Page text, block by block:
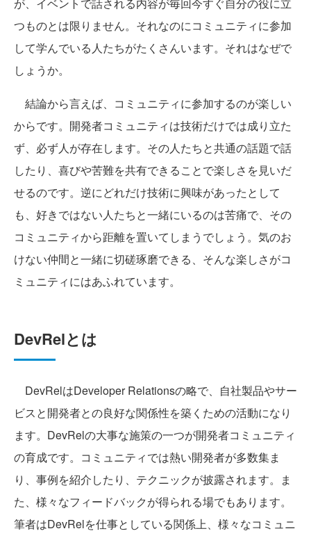
が、イベントで話される内容が毎回今すぐ自分の役に立
つものとは限りません。それなのにコミュニティに参加
して学んでいる人たちがたくさんいます。それはなぜで
しょうか。
結論から言えば、コミュニティに参加するのが楽しい
からです。開発者コミュニティは技術だけでは成り立た
ず、必ず人が存在します。その人たちと共通の話題で話
したり、喜びや苦難を共有できることで楽しさを見いだ
せるのです。逆にどれだけ技術に興味があったとして
も、好きではない人たちと一緒にいるのは苦痛で、その
コミュニティから距離を置いてしまうでしょう。気のお
けない仲間と一緒に切磋琢磨できる、そんな楽しさがコ
ミュニティにはあふれています。
DevRelとは
DevRelはDeveloper Relationsの略で、自社製品やサー
ビスと開発者との良好な関係性を築くための活動になり
ます。DevRelの大事な施策の一つが開発者コミュニティ
の育成です。コミュニティでは熱い開発者が多数集ま
り、事例を紹介したり、テクニックが披露されます。ま
た、様々なフィードバックが得られる場でもあります。
筆者はDevRelを仕事としている関係上、様々なコミュニ